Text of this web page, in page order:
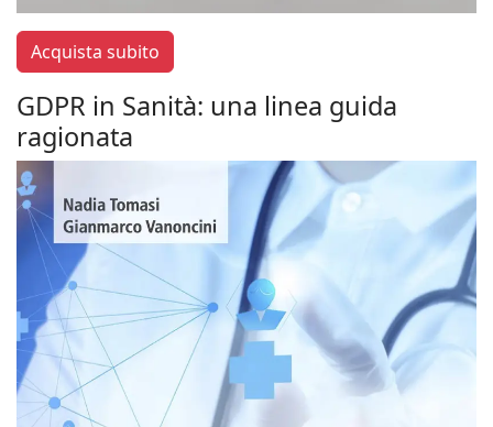
Acquista subito
GDPR in Sanità: una linea guida
ragionata